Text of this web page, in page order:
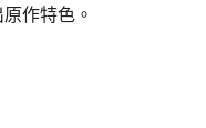
作特色。